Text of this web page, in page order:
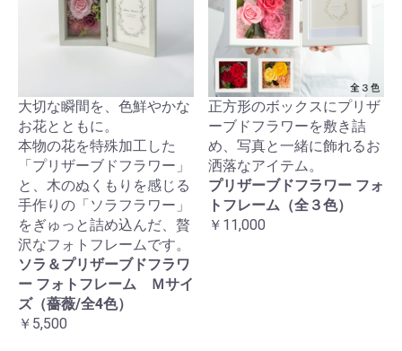
大切な瞬間を、色鮮やかな
お花とともに。
本物の花を特殊加工した
「プリザーブドフラワー」
と、木のぬくもりを感じる
手作りの「ソラフラワー」
をぎゅっと詰め込んだ、贅
沢なフォトフレームです。
ソラ＆プリザーブドフラワ
ー フォトフレーム Ｍサイ
ズ（薔薇/全4色）
￥5,500
正方形のボックスにプリザ
ーブドフラワーを敷き詰
め、写真と一緒に飾れるお
洒落なアイテム。
プリザーブドフラワー フォ
トフレーム（全３色）
￥11,000